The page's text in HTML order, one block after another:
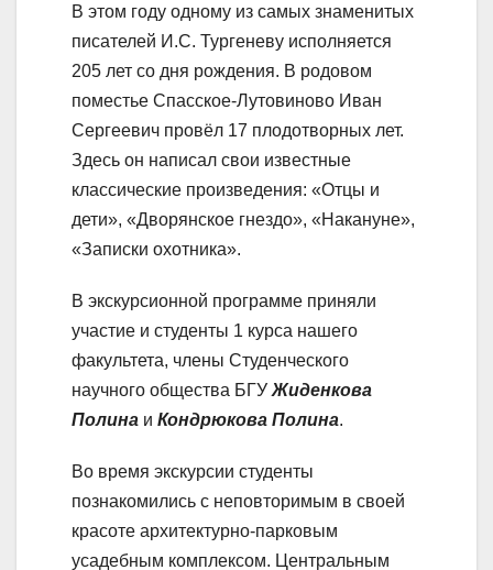
В этом году одному из самых знаменитых
писателей И.С. Тургеневу исполняется
205 лет со дня рождения. В родовом
поместье Спасское-Лутовиново Иван
Сергеевич провёл 17 плодотворных лет.
Здесь он написал свои известные
классические произведения: «Отцы и
дети», «Дворянское гнездо», «Накануне»,
«Записки охотника».
В экскурсионной программе приняли
участие и студенты 1 курса нашего
факультета, члены Студенческого
научного общества БГУ Жиденкова
Полина и Кондрюкова Полина.
Во время экскурсии студенты
познакомились с неповторимым в своей
красоте архитектурно-парковым
усадебным комплексом. Центральным